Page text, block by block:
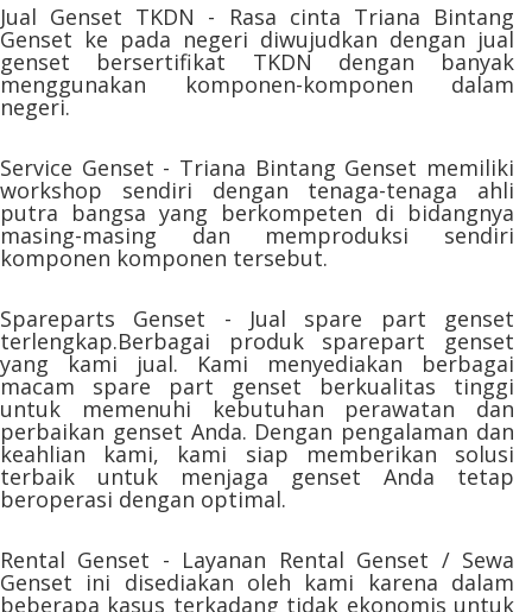
Jual Genset TKDN - Rasa cinta Triana Bintang
Genset ke pada negeri diwujudkan dengan jual
genset bersertifikat TKDN dengan banyak
menggunakan komponen-komponen dalam
negeri.
Service Genset - Triana Bintang Genset memiliki
workshop sendiri dengan tenaga-tenaga ahli
putra bangsa yang berkompeten di bidangnya
masing-masing dan memproduksi sendiri
komponen komponen tersebut.
Spareparts Genset - Jual spare part genset
terlengkap.Berbagai produk sparepart genset
yang kami jual. Kami menyediakan berbagai
macam spare part genset berkualitas tinggi
untuk memenuhi kebutuhan perawatan dan
perbaikan genset Anda. Dengan pengalaman dan
keahlian kami, kami siap memberikan solusi
terbaik untuk menjaga genset Anda tetap
beroperasi dengan optimal.
Rental Genset - Layanan Rental Genset / Sewa
Genset ini disediakan oleh kami karena dalam
beberapa kasus terkadang tidak ekonomis untuk